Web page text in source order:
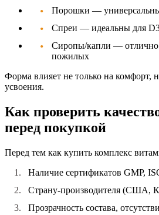
Порошки —
Спреи — идеальны для
Сиропы/капли — отлично
пожилых
Форма влияет не только на комфорт,
усвоения.
Как проверить
перед покупкой
Перед тем как купить комплекс
Наличие сертификатов GMP,
Страну-производителя (США,
Прозрачность состава,